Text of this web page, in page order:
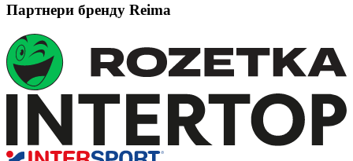
Партнери бренду Reima